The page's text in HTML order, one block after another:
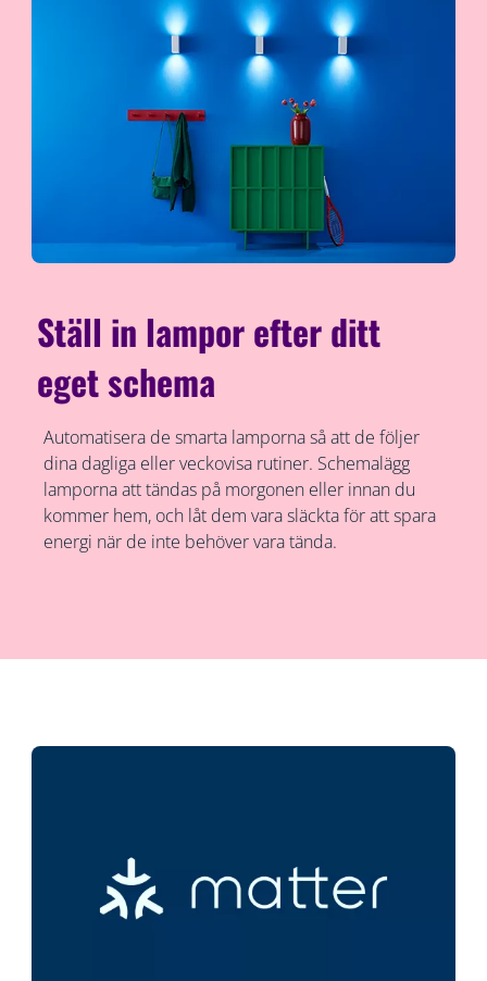
Ställ in lampor efter ditt
eget schema
Automatisera de smarta lamporna så att de följer
dina dagliga eller veckovisa rutiner. Schemalägg
lamporna att tändas på morgonen eller innan du
kommer hem, och låt dem vara släckta för att spara
energi när de inte behöver vara tända.